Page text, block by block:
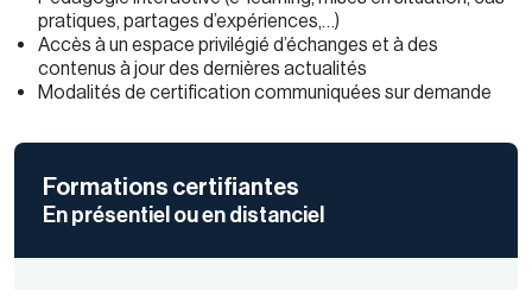
pratiques, partages d’expériences,…)
Accès à un espace privilégié d’échanges et à des
contenus à jour des dernières actualités
Modalités de certification communiquées sur demande
Formations certifiantes
En présentiel ou en distanciel